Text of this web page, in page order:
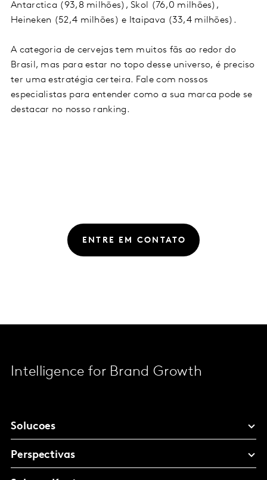
Antarctica (93,8 milhões), Skol (76,0 milhões),
Heineken (52,4 milhões) e Itaipava (33,4 milhões).
A categoria de cervejas tem muitos fãs ao redor do
Brasil, mas para estar no topo desse universo, é preciso
ter uma estratégia certeira. Fale com nossos
especialistas para entender como a sua marca pode se
destacar no nosso ranking.
ENTRE EM CONTATO
Intelligence for Brand Growth
Solucoes
Perspectivas